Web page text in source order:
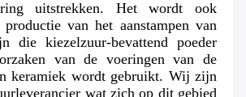
uitstrekken. Het wordt ook
van het aanstampen van
die kiezelzuur-bevattend poeder
van de voeringen van de
keramiek wordt gebruikt. Wij zijn
wat zich op dit gebied